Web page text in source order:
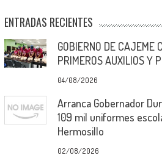
ENTRADAS RECIENTES
GOBIERNO DE CAJEME
PRIMEROS AUXILIOS Y
04/08/2026
Arranca Gobernador
109 mil uniformes
Hermosillo
02/08/2026